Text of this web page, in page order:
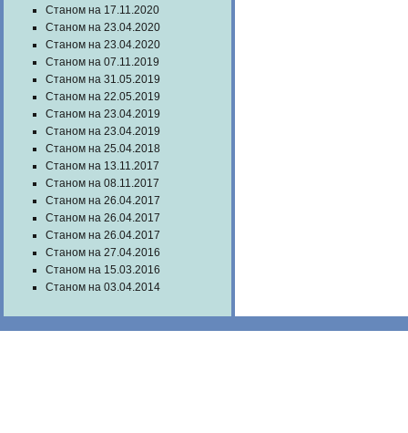
Станом на 17.11.2020
Станом на 23.04.2020
Станом на 23.04.2020
Станом на 07.11.2019
Станом на 31.05.2019
Станом на 22.05.2019
Станом на 23.04.2019
Станом на 23.04.2019
Станом на 25.04.2018
Станом на 13.11.2017
Станом на 08.11.2017
Станом на 26.04.2017
Станом на 26.04.2017
Станом на 26.04.2017
Станом на 27.04.2016
Станом на 15.03.2016
Станом на 03.04.2014